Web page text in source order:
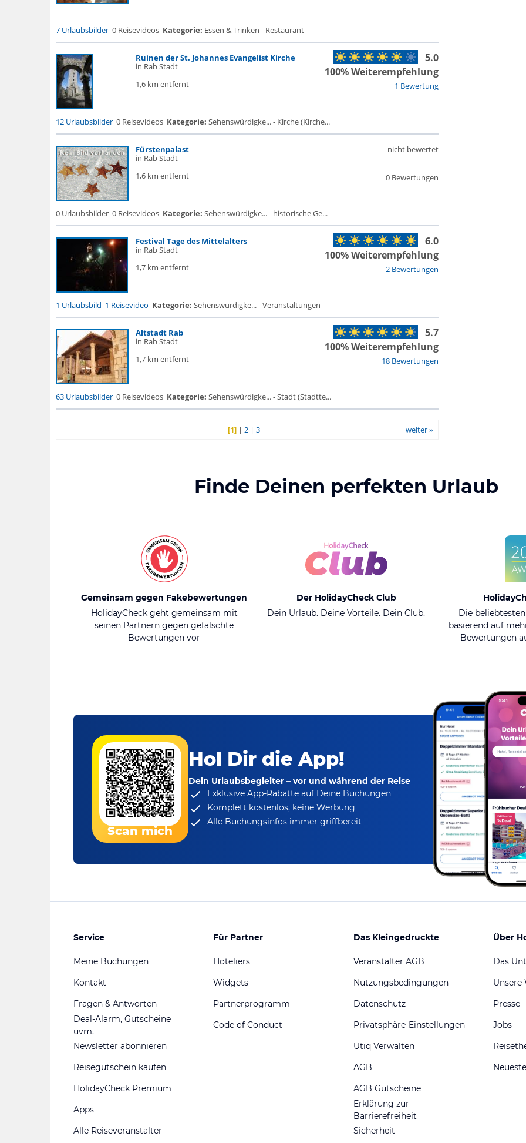
7 Urlaubsbilder 0 Reisevideos Kategorie: Essen & Trinken - Restaurant
Ruinen der St. Johannes Evangelist Kirche
in Rab Stadt
1,6 km entfernt
1 Bewertung
5.0
100% Weiterempfehlung
12 Urlaubsbilder 0 Reisevideos Kategorie: Sehenswürdigke... - Kirche (Kirche...
Fürstenpalast
in Rab Stadt
1,6 km entfernt
0 Bewertungen
nicht bewertet
0 Urlaubsbilder 0 Reisevideos Kategorie: Sehenswürdigke... - historische Ge...
Festival Tage des Mittelalters
in Rab Stadt
1,7 km entfernt
2 Bewertungen
6.0
100% Weiterempfehlung
1 Urlaubsbild 1 Reisevideo Kategorie: Sehenswürdigke... - Veranstaltungen
Altstadt Rab
in Rab Stadt
1,7 km entfernt
18 Bewertungen
5.7
100% Weiterempfehlung
63 Urlaubsbilder 0 Reisevideos Kategorie: Sehenswürdigke... - Stadt (Stadtte...
[1]| 2| 3 weiter »
Finde Deinen perfekten Urlaub
Gemeinsam gegen Fakebewertungen
HolidayCheck geht gemeinsam mit
seinen Partnern gegen gefälschte
Bewertungen vor
Der HolidayCheck Club
Dein Urlaub. Deine Vorteile. Dein Club.
Die
basierend auf
Bewertungen
Scan mich
Hol Dir die App!
Dein Urlaubsbegleiter – vor und während der Reise
Exklusive App-Rabatteauf Deine Buchungen
Komplett kostenlos, keine Werbung
Alle Buchungsinfos immer griffbereit
Service
Meine Buchungen
Kontakt
Fragen & Antworten
Deal-Alarm, Gutscheine
uvm.
Newsletter abonnieren
Reisegutschein kaufen
HolidayCheck Premium
Apps
Alle Reiseveranstalter
Für Partner
Hoteliers
Widgets
Partnerprogramm
Code of Conduct
Das Kleingedruckte
Veranstalter AGB
Nutzungsbedingungen
Datenschutz
Privatsphäre-Einstellungen
Utiq Verwalten
AGB
AGB Gutscheine
Erklärung zur
Barrierefreiheit
Sicherheit
Über
Das
Unsere
Presse
Jobs